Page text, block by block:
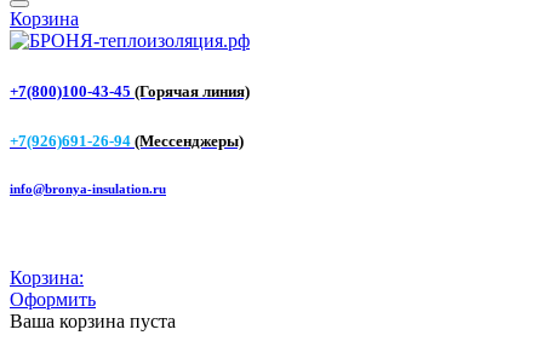
Корзина
+7(800)100-43-45 (Горячая линия)
+7(926)691-26-94 (Мессенджеры)
info@bronya-insulation.ru
Корзина:
Оформить
Ваша корзина пуста